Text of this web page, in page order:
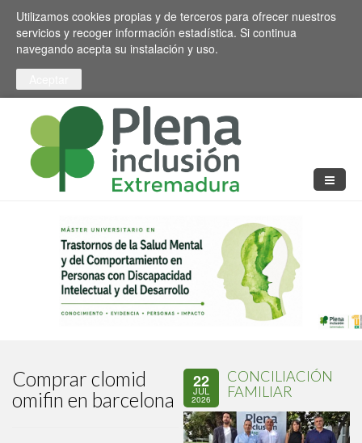
Pasar al contenido principal
Toggle high contrast
Utilizamos cookies propias y de terceros para ofrecer nuestros
servicios y recoger información estadística. Si continua
navegando acepta su instalación y uso.
Comprar clomid
omifin en barcelona
22
JUL
2026
CONCILIACIÓN
FAMILIAR